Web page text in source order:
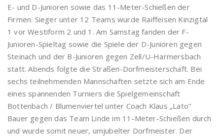
E- und D-Junioren sowie das 11-Meter-Schießen der
Firmen. Sieger unter 12 Teams wurde Raiffeisen Kinzigtal
1 vor Westiform 2 und 1. Am Samstag fanden der F-
Junioren-Spieltag sowie die Spiele der D-Junioren gegen
Steinach und der B-Junioren gegen Zell/U-Harmersbach
statt. Abends folgte die Straßen-Dorfmeisterschaft. Bei
sechs teilnehmenden Mannschaften setzte sich am Ende
eines spannenden Turniers die Spielgemeinschaft
Bottenbach / Blumenviertel unter Coach Klaus „Lato“
Bauer gegen das Team Linde im 11-Meter-Schießen durch
und wurde somit neuer, umjubelter Dorfmeister. Der